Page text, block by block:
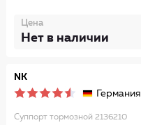
Цена
Нет в наличии
NK
Германия
Суппорт тормозной 2136210